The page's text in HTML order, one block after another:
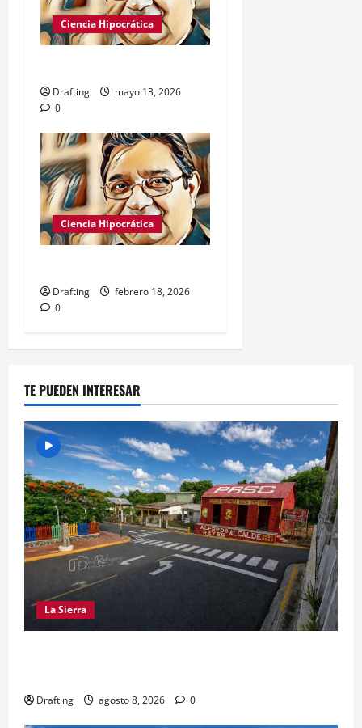
Ciencia Hipocrática
Drafting
mayo 13, 2026
0
Ciencia Hipocrática
Drafting
febrero 18, 2026
0
TE PUEDEN INTERESAR
La Sierra
Drafting agosto 8, 2026 0